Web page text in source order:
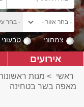
צמחוני טבעוני
אירועים
ראשי > מנות
מאפה בשר בטחינה